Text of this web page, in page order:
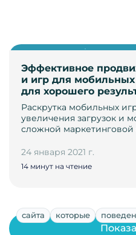
Эффективное
и игр для
для хорошего
Раскрутка мобильных
увеличения загрузок и
сложной маркетинговой
24 января 2021 г.
14 минут на чтение
сайта которые